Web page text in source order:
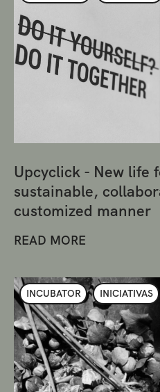
Upcyclick - New life
sustainable,
customized manner
READ MORE
INCUBATOR INICIATIVAS